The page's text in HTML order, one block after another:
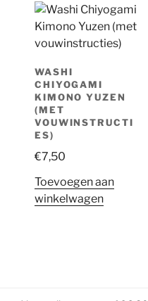
WASHI
CHIYOGAMI
KIMONO YUZEN
(MET
VOUWINSTRUCTI
ES)
€7,50
Toevoegen aan
winkelwagen